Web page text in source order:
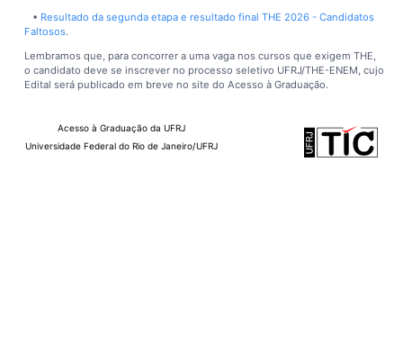
• Resultado da segunda etapa e resultado final THE 2026 - Candidatos
Faltosos.
Lembramos que, para concorrer a uma vaga nos cursos que exigem THE,
o candidato deve se inscrever no processo seletivo UFRJ/THE-ENEM, cujo
Edital será publicado em breve no site do Acesso à Graduação.
Acesso à Graduação da UFRJ
Universidade Federal do Rio de Janeiro/UFRJ